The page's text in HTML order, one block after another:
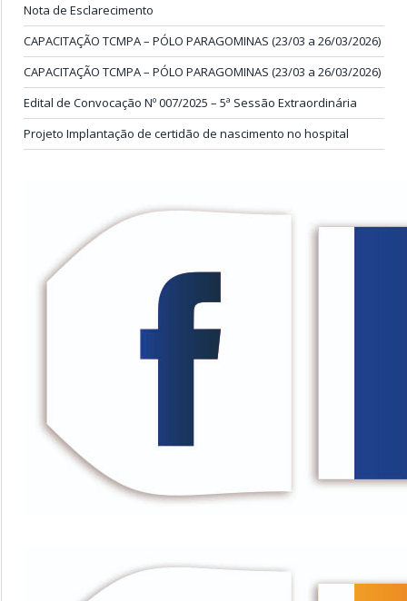
Nota de Esclarecimento
CAPACITAÇÃO TCMPA – PÓLO PARAGOMINAS (23/03 a 26/03/2026)
CAPACITAÇÃO TCMPA – PÓLO PARAGOMINAS (23/03 a 26/03/2026)
Edital de Convocação Nº 007/2025 – 5ª Sessão Extraordinária
Projeto Implantação de certidão de nascimento no hospital